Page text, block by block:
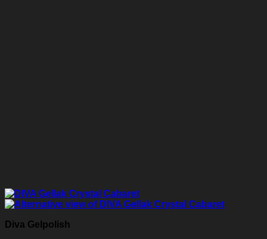
Diva Gelpolish